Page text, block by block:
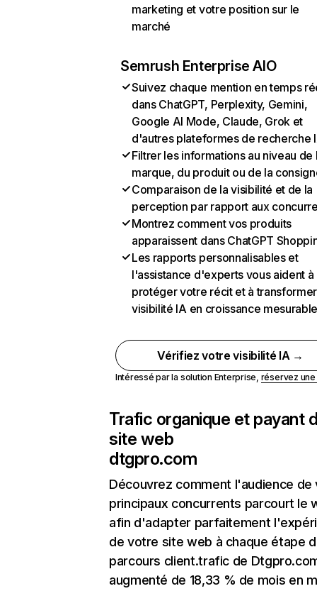
marketing et votre position sur le
marché
Semrush Enterprise AIO
Suivez chaque mention en temps
dans ChatGPT, Perplexity, Gemini,
Google AI Mode, Claude, Grok et
d'autres plateformes de recherche
Filtrer les informations au niveau de
marque, du produit ou de la
Comparaison de la visibilité et de la
perception par rapport aux
Montrez comment vos produits
apparaissent dans ChatGPT
Les rapports personnalisables et
l'assistance d'experts vous aident à
protéger votre récit et à
visibilité IA en croissance
Vérifiez votre visibilité IA →
Intéressé par la solution Enterprise, réservez
Trafic organique et payant
site web
dtgpro.com
Découvrez comment l'audience de
principaux concurrents parcourt le
afin d'adapter parfaitement
de votre site web à chaque étape
parcours client.trafic de
augmenté de 18,33 % de mois en